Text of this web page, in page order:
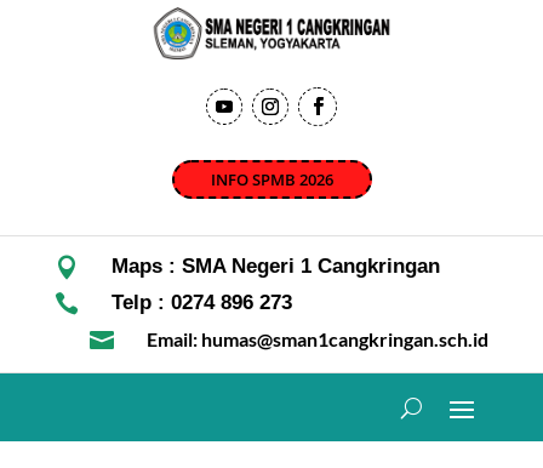
INFO SPMB 2026
 Maps : SMA Negeri 1 Cangkringan
 Telp : 0274 896 273
 Email: humas@sman1cangkringan.sch.id